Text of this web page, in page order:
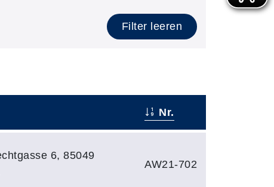
Filter leeren
Nr.
6, 85049
AW21-702